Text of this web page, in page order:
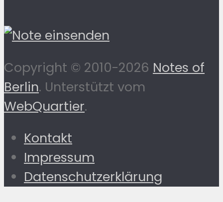
Copyright © 2010-2026 Notes of
Berlin. Unterstützt vom
WebQuartier.
Kontakt
Impressum
Datenschutzerklärung